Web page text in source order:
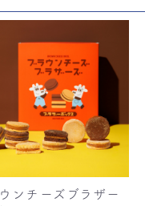
ンチーズブラザー